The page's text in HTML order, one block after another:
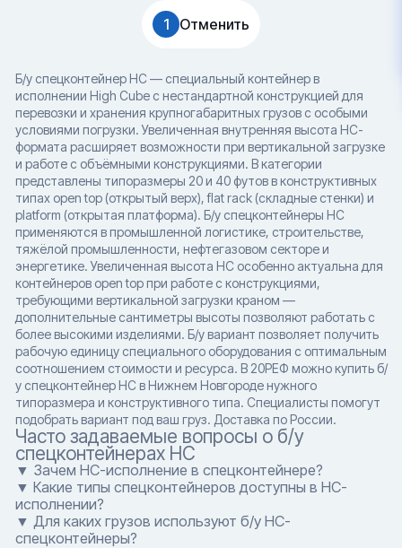
1 Отменить
Б/у спецконтейнер HC — специальный контейнер в
исполнении High Cube с нестандартной конструкцией для
перевозки и хранения крупногабаритных грузов с особыми
условиями погрузки. Увеличенная внутренняя высота HC-
формата расширяет возможности при вертикальной загрузке
и работе с объёмными конструкциями. В категории
представлены типоразмеры 20 и 40 футов в конструктивных
типах open top (открытый верх), flat rack (складные стенки) и
platform (открытая платформа). Б/у спецконтейнеры HC
применяются в промышленной логистике, строительстве,
тяжёлой промышленности, нефтегазовом секторе и
энергетике. Увеличенная высота HC особенно актуальна для
контейнеров open top при работе с конструкциями,
требующими вертикальной загрузки краном —
дополнительные сантиметры высоты позволяют работать с
более высокими изделиями. Б/у вариант позволяет получить
рабочую единицу специального оборудования с оптимальным
соотношением стоимости и ресурса. В 20РЕФ можно купить б/
у спецконтейнер HC в Нижнем Новгороде нужного
типоразмера и конструктивного типа. Специалисты помогут
подобрать вариант под ваш груз. Доставка по России.
Часто задаваемые вопросы о б/у
спецконтейнерах HC
▼ Зачем HC-исполнение в спецконтейнере?
▼ Какие типы спецконтейнеров доступны в HC-
исполнении?
▼ Для каких грузов используют б/у HC-
спецконтейнеры?